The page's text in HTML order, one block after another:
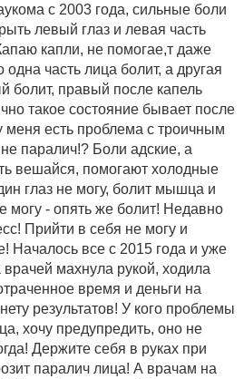
с 2003 года, сильные боли
левый глаз и левая часть
капли, не помогае,т даже
часть лица болит, а другая
болит, правый после капель
такое состояние бывает после
меня есть проблема с троичным
паралич!? Боли адские, а
вешайся, помогают холодные
глаз не могу, болит мышца и
могу - опять же болит! Недавно
Прийти в себя не могу и
Началось все с 2015 года и уже
махнула рукой, ходила
время и деньги на
результатов! У кого проблемы
хочу предупредить, оно не
Держите себя в руках при
паралич лица! А врачам на